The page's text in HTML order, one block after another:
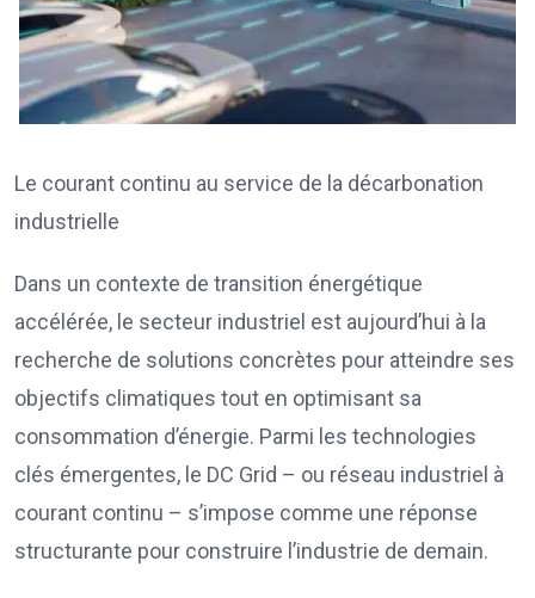
Le courant continu au service de la décarbonation
industrielle
Dans un contexte de transition énergétique
accélérée, le secteur industriel est aujourd’hui à la
recherche de solutions concrètes pour atteindre ses
objectifs climatiques tout en optimisant sa
consommation d’énergie. Parmi les technologies
clés émergentes, le DC Grid – ou réseau industriel à
courant continu – s’impose comme une réponse
structurante pour construire l’industrie de demain.